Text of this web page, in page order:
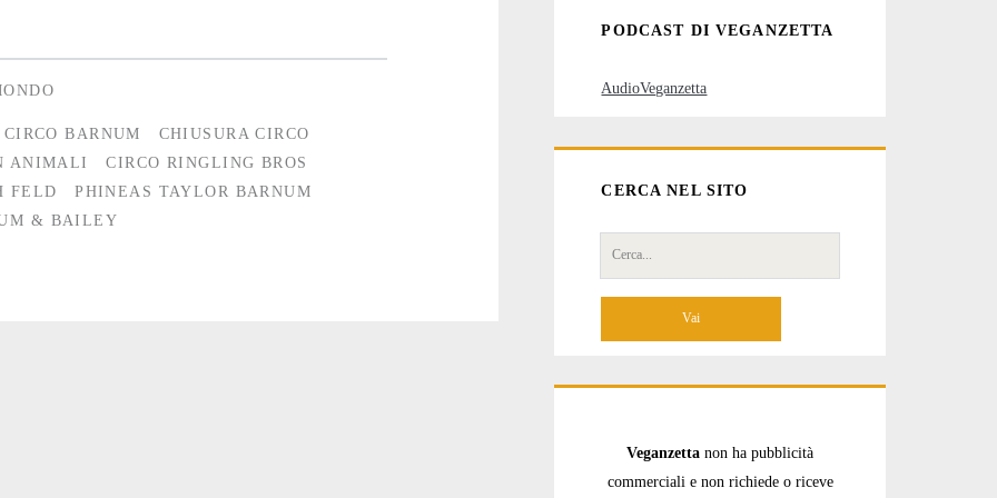
BARNUM
CHIUSURA CIRCO
ANIMALI
CIRCO RINGLING BROS
FELD
PHINEAS TAYLOR BARNUM
& BAILEY
PODCAST DI VEGANZETTA
AudioVeganzetta
CERCA NEL SITO
Cerca
per:
Veganzetta non ha pubblicità
commerciali e non richiede o riceve